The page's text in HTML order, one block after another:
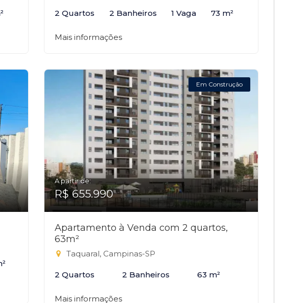
2 Quartos 2 Banheiros 1 Vaga 73 m²
Mais informações
Em Construção
A partir de:
R$ 655.990
Apartamento à Venda com 2 quartos,
63m²
Taquaral, Campinas-SP
2 Quartos 2 Banheiros 63 m²
Mais informações